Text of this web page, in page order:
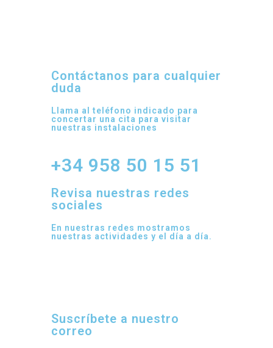
Contáctanos para cualquier
duda
Llama al teléfono indicado para
concertar una cita para visitar
nuestras instalaciones
+34 958 50 15 51
Revisa nuestras redes
sociales
En nuestras redes mostramos
nuestras actividades y el día a día.
Suscríbete a nuestro
correo